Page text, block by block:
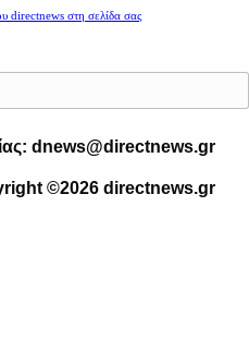
dnews@directnews.gr
©2026 directnews.gr